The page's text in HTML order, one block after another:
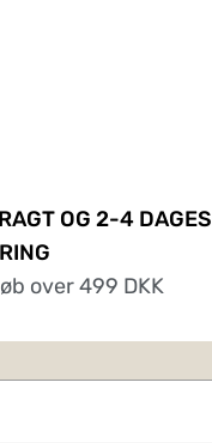
OG 2-4 DAGES
over 499 DKK